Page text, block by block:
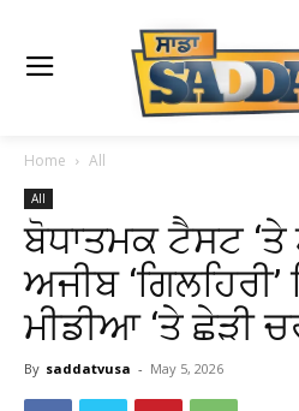
Home All
All
ਬੋਧਾਤਮਕ ਟੈਸਟ ‘ਤੇ
ਅਜੀਬ
ਮੀਡੀਆ ‘ਤੇ ਛੇੜੀ
By saddatvusa - May 5, 2026